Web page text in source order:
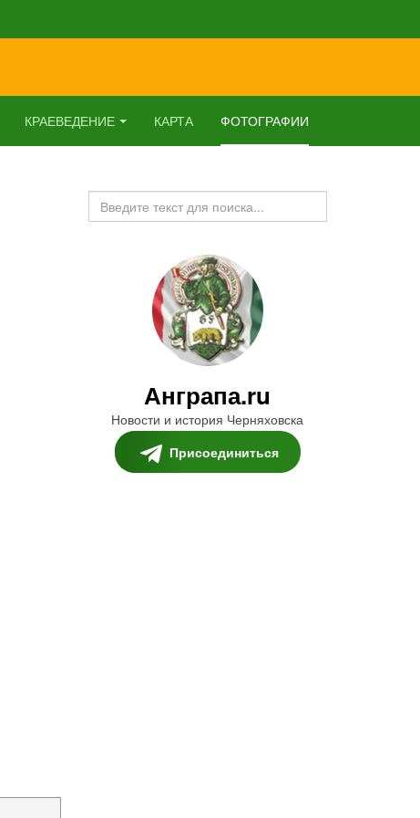
КРАЕВЕДЕНИЕ КАРТА ФОТОГРАФИИ
Искать...
Анграпа.ru
Новости и история Черняховска
Присоединиться